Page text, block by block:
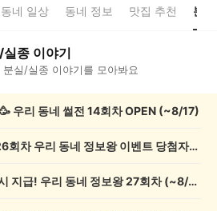
동네 일상 동네 정보 맛집 추천 분
실종 이야기
분실/실종 이야기를 모아봐요
우리 동네 썰전 14회차 OPEN (~8/17)
💰[당첨자 발표] 26회차 우리 동네 정보왕 이벤트 당첨자를 발표합니다!
💸 전원 2,000캐시 지급! 우리 동네 정보왕 27회차 (~8/10)